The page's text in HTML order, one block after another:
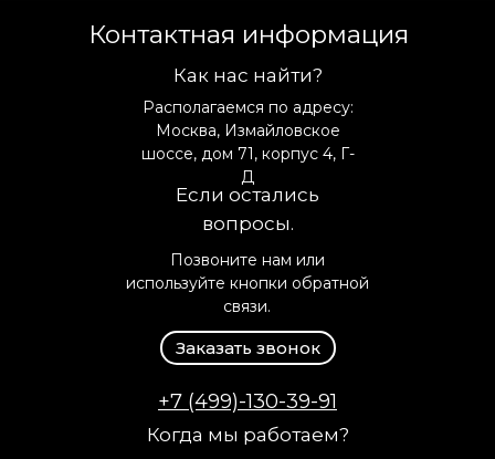
Как нас найти?
Когда мы работаем?
Если остались
вопросы.
Располагаемся по адресу:
Москва, Измайловское
шоссе, дом 71, корпус 4, Г-
Д
Позвоните нам или
используйте кнопки обратной
связи.
+7 (499)-130-39-91
Заказать звонок
Контактная информация